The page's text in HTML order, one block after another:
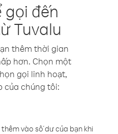
gọi đến
Tuvalu
thêm thời gian
hơn. Chọn một
gọi linh hoạt,
của chúng tôi:
vào số dư của bạn khi